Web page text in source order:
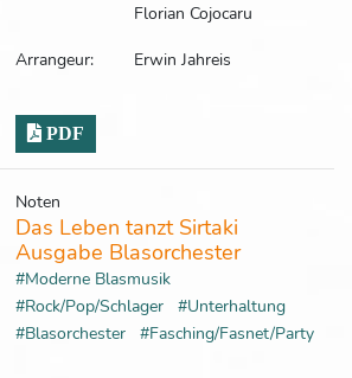
Florian Cojocaru
Arrangeur:
Erwin Jahreis
PDF
Noten
Das Leben tanzt Sirtaki
Ausgabe Blasorchester
#Moderne Blasmusik
#Rock/Pop/Schlager
#Unterhaltung
#Blasorchester
#Fasching/Fasnet/Party